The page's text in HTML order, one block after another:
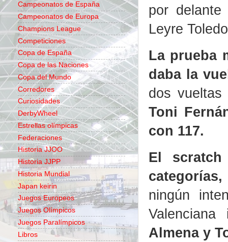
por
Leyre
La prueba
daba la
dos
Toni
con 117.
El
ningún
Almena y
Campeonatos de España
Campeonatos de Europa
Champions League
Competiciones
Copa de España
Copa de las Naciones
Copa del Mundo
Corredores
Curiosidades
DerbyWheel
Estrellas olímpicas
Federaciones
Historia JJOO
Historia JJPP
Historia Mundial
Japan keirin
Juegos Europeos
Juegos Olímpicos
Juegos Paralímpicos
Libros